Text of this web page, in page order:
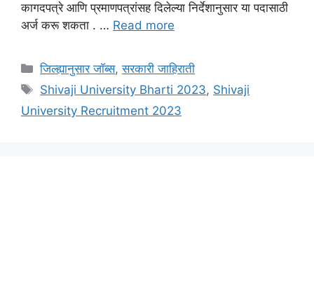
कागदपत्रे आणि प्रमाणपत्रांसह दिलेल्या निर्देशानुसार या पदासाठी
अर्ज करू शकता . … Read more
Categories
जिल्ह्यानुसार जॉब्स,सरकारी जाहिराती
Tags
Shivaji University Bharti 2023, Shivaji
University Recruitment 2023